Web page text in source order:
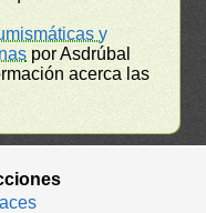
y
por Asdrúbal
acerca las